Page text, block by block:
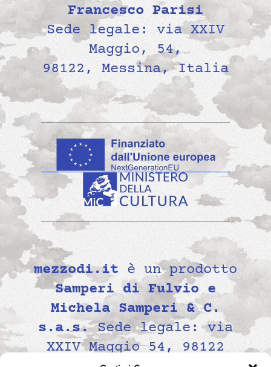
Francesco Parisi
Sede legale: via XXIV
Maggio, 54,
98122, Messina, Italia
mezzodi.it è un prodotto
Samperi di Fulvio e
Michela Samperi & C.
s.a.s.Sede legale: via
XXIV Maggio 54, 98122